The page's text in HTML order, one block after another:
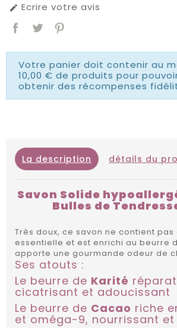
 Ecrire votre avis
Votre panier doit contenir au
10,00 € de produits pour
obtenir des récompenses
La description détails du
Savon Solide
Bulles de
Très doux, ce savon ne contient pas
essentielle et est enrichi au beurre
apporte une gourmande odeur de
Ses atouts :
Le beurre de Karité
cicatrisant et adoucissant
Le beurre de Cacao riche
et oméga-9, nourrissant